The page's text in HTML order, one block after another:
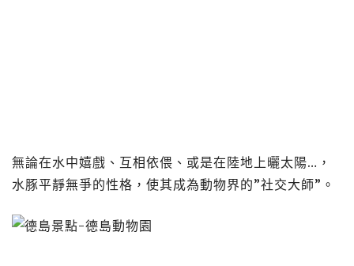
無論在水中嬉戲、互相依偎、或是在陸地上曬太陽…，
水豚平靜無爭的性格，使其成為動物界的”社交大師”。